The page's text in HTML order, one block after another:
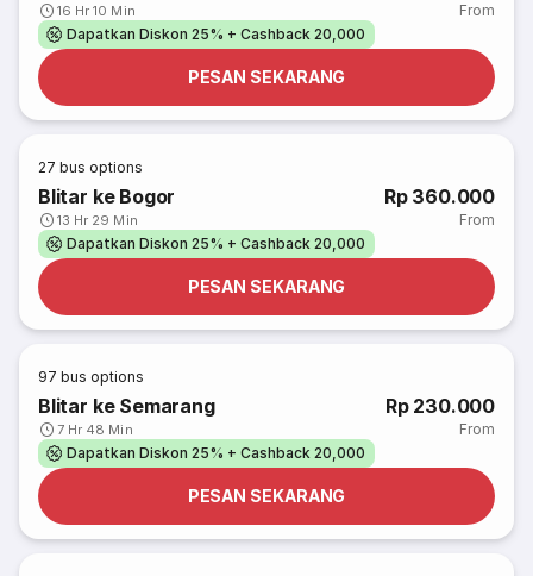
16 Hr 10 Min
From
Dapatkan Diskon 25% + Cashback 20,000
PESAN SEKARANG
27 bus options
Blitar ke Bogor
13 Hr 29 Min
Rp 360.000
From
Dapatkan Diskon 25% + Cashback 20,000
PESAN SEKARANG
97 bus options
Blitar ke Semarang
7 Hr 48 Min
Rp 230.000
From
Dapatkan Diskon 25% + Cashback 20,000
PESAN SEKARANG